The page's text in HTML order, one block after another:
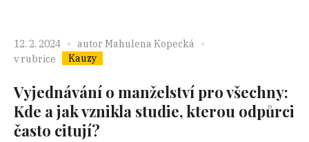
12. 2. 2024 autor Mahulena Kopecká
v rubrice
Kauzy
Vyjednávání o manželství pro všechny:
Kde a jak vznikla studie, kterou odpůrci
často citují?